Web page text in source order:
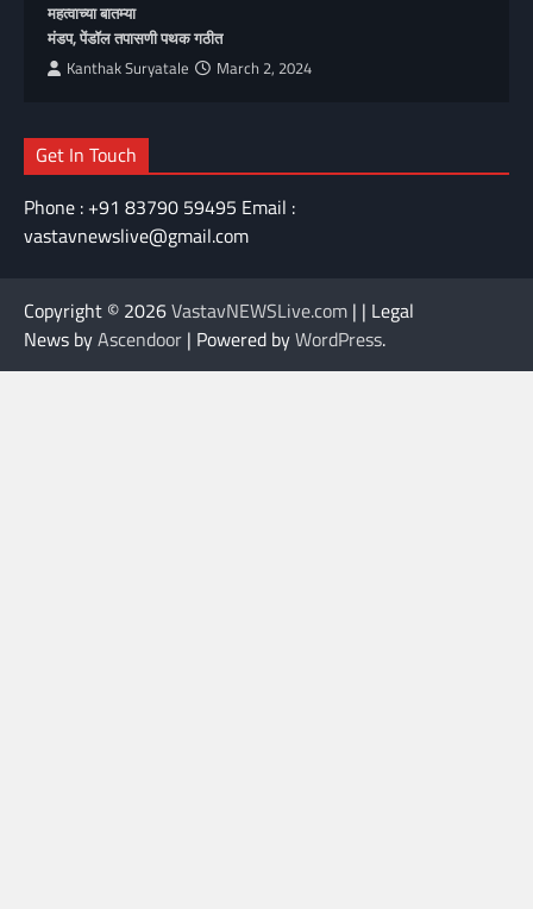
महत्वाच्या बातम्या
मंडप, पेंडॉल तपासणी पथक गठीत
Kanthak Suryatale March 2, 2024
Get In Touch
Phone : +91 83790 59495 Email :
vastavnewslive@gmail.com
Copyright © 2026VastavNEWSLive.com | | Legal
News byAscendoor | Powered byWordPress.